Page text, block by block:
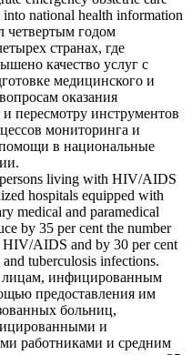
national health information
четвертым годом
странах, где
качество услуг с
медицинского и
оказания
пересмотру инструментов
мониторинга и
в национальные
living with HIV/AIDS
hospitals equipped with
medical and paramedical
by 35 per cent the number
HIV/AIDS and by 30 per cent
tuberculosis infections.
инфицированным
предоставления им
больниц,
и
работниками и средним